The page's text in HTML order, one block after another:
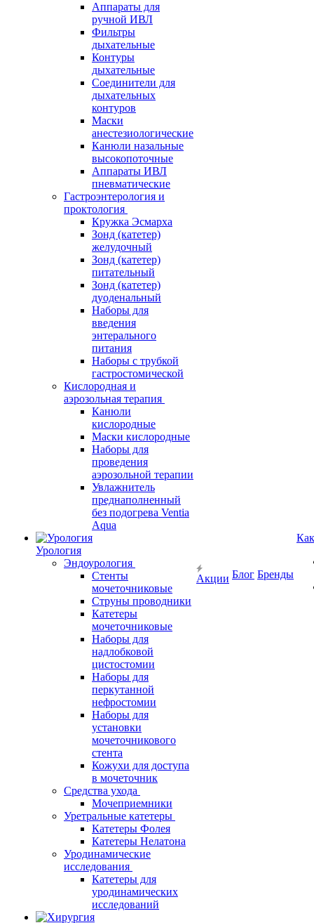
Аппараты для
ручной ИВЛ
Фильтры
дыхательные
Контуры
дыхательные
Соединители для
дыхательных
контуров
Маски
анестезиологические
Канюли назальные
высокопоточные
Аппараты ИВЛ
пневматические
Гастроэнтерология и
проктология
Кружка Эсмарха
Зонд (катетер)
желудочный
Зонд (катетер)
питательный
Зонд (катетер)
дуоденальный
Наборы для
введения
энтерального
питания
Наборы с трубкой
гастростомической
Кислородная и
аэрозольная терапия
Канюли
кислородные
Маски кислородные
Наборы для
проведения
аэрозольной терапии
Увлажнитель
преднаполненный
без подогрева Ventia
Aqua
Урология
Эндоурология
Стенты
мочеточниковые
Струны проводники
Катетеры
мочеточниковые
Наборы для
надлобковой
цистостомии
Наборы для
перкутанной
нефростомии
Наборы для
установки
мочеточникового
стента
Кожухи для доступа
в мочеточник
Средства ухода
Мочеприемники
Уретральные катетеры
Катетеры Фолея
Катетеры Нелатона
Уродинамические
исследования
Катетеры для
уродинамических
исследований
Акции Блог Бренды